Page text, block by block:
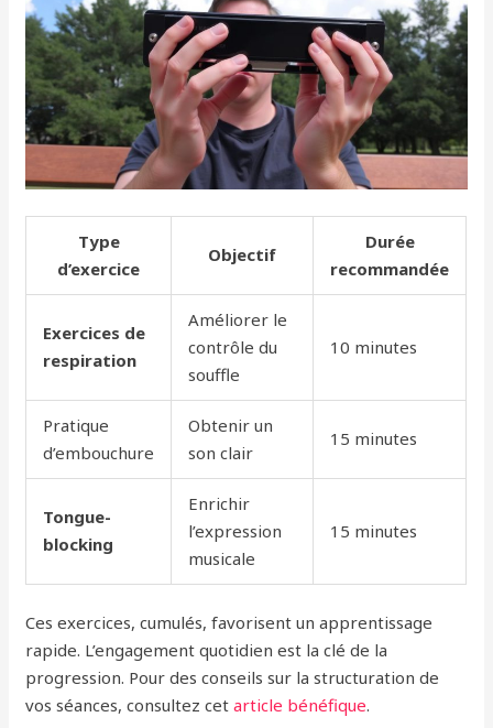
Type
d’exercice
Objectif
Durée
recommandée
Exercices de
respiration
Améliorer le
contrôle du
souffle
10 minutes
Pratique
d’embouchure
Obtenir un
son clair
15 minutes
Tongue-
blocking
Enrichir
l’expression
musicale
15 minutes
Ces exercices, cumulés, favorisent un apprentissage
rapide. L’engagement quotidien est la clé de la
progression. Pour des conseils sur la structuration de
vos séances, consultez cetarticle bénéfique.